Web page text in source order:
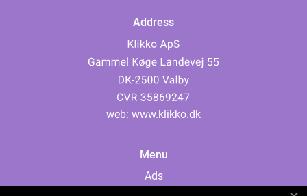
Address
web: www.klikko.dk
Menu
Ads